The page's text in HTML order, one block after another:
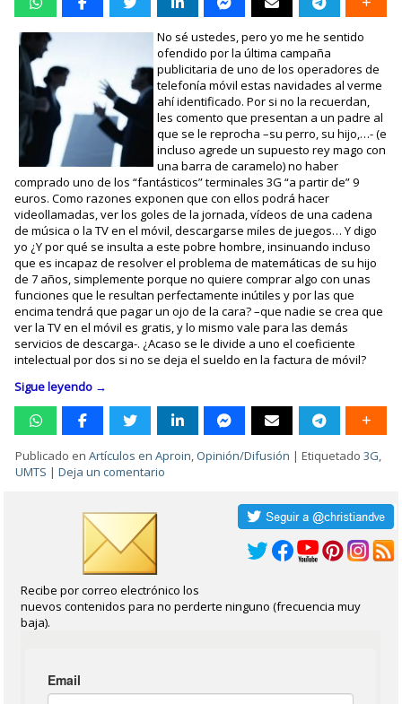
No sé ustedes, pero yo me he sentido
ofendido por la última campaña
publicitaria de uno de los operadores de
telefonía móvil estas navidades al verme
ahí identificado. Por si no la recuerdan,
les comento que presentan a un padre al
que se le reprocha –su perro, su hijo,…- (e
incluso agrede un supuesto rey mago con
una barra de caramelo) no haber
comprado uno de los “fantásticos” terminales 3G “a partir de” 9
euros. Como razones exponen que con ellos podrá hacer
videollamadas, ver los goles de la jornada, vídeos de una cadena
de música o la TV en el móvil, descargarse miles de juegos… Y digo
yo ¿Y por qué se insulta a este pobre hombre, insinuando incluso
que es incapaz de resolver el problema de matemáticas de su hijo
de 7 años, simplemente porque no quiere comprar algo con unas
funciones que le resultan perfectamente inútiles y por las que
encima tendrá que pagar un ojo de la cara? –que nadie se crea que
ver la TV en el móvil es gratis, y lo mismo vale para las demás
servicios de descarga-. ¿Acaso se le divide a uno el coeficiente
intelectual por dos si no se deja el sueldo en la factura de móvil?
Sigue leyendo →
Publicado en Artículos en Aproin, Opinión/Difusión |Etiquetado 3G,
UMTS |Deja un comentario
Recibe por correo electrónico los
nuevos contenidos para no perderte ninguno (frecuencia muy
baja).